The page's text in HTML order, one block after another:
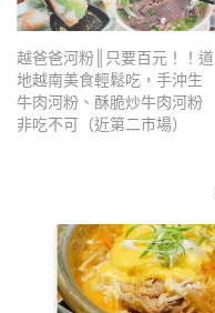
越爸爸河粉║只要百元！！道
地越南美食輕鬆吃，手沖生
牛肉河粉、酥脆炒牛肉河粉
非吃不可（近第二市場）